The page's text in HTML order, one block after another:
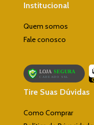
Institucional
Quem somos
Fale conosco
Tire Suas Dúvidas
Como Comprar